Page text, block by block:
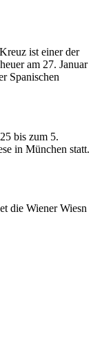
ist einer der
am 27. Januar
Spanischen
bis zum 5.
in München statt.
die Wiener Wiesn